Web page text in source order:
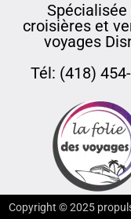
Spécialisée
croisières et
voyages
Tél: (418)
Copyright ©2025